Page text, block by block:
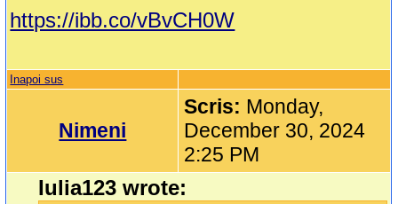
https://ibb.co/vBvCH0W
Inapoi sus
Nimeni
Scris: Monday,
December 30, 2024
2:25 PM
Iulia123 wrote: